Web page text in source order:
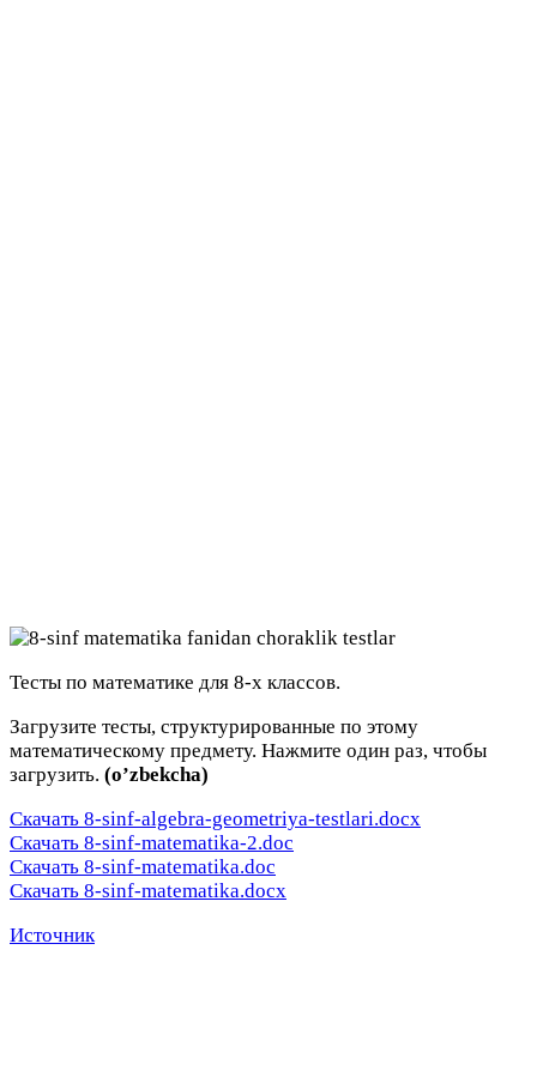
Тесты по математике для 8-х классов.
Загрузите тесты, структурированные по этому
математическому предмету. Нажмите один раз, чтобы
загрузить. (o’zbekcha)
Скачать 8-sinf-algebra-geometriya-testlari.docx
Скачать 8-sinf-matematika-2.doc
Скачать 8-sinf-matematika.doc
Скачать 8-sinf-matematika.docx
Источник